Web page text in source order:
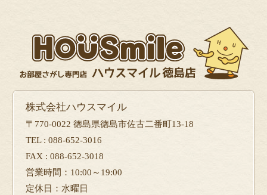
株式会社ハウスマイル
〒770-0022 徳島県徳島市佐古二番町13-18
TEL : 088-652-3016
FAX : 088-652-3018
営業時間：10:00～19:00
定休日：水曜日